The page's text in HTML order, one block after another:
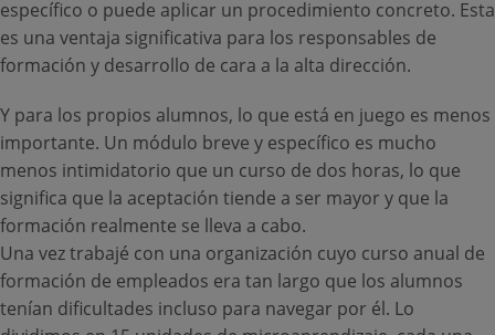
específico o puede aplicar un procedimiento concreto. Esta
es una ventaja significativa para los responsables de
formación y desarrollo de cara a la alta dirección.
Y para los propios alumnos, lo que está en juego es menos
importante. Un módulo breve y específico es mucho
menos intimidatorio que un curso de dos horas, lo que
significa que la aceptación tiende a ser mayor y que la
formación realmente se lleva a cabo.
Una vez trabajé con una organización cuyo curso anual de
formación de empleados era tan largo que los alumnos
tenían dificultades incluso para navegar por él. Lo